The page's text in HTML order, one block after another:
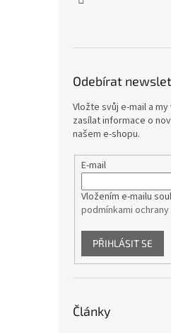
Odebírat
Vložte svůj e-mail a
zasílat informace o
našem e-shopu.
E-mail
Vložením e-mailu
podmínkami
PŘIHLÁSIT SE
Články